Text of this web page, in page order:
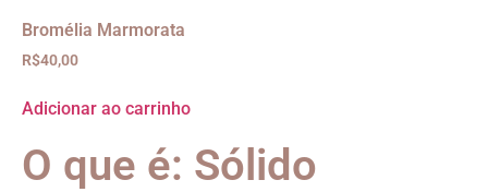
Bromélia Marmorata
R$40,00
Adicionar ao carrinho
O que é: Sólido